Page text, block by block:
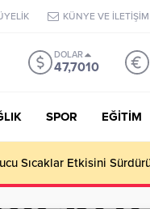
KÜNYE VE İLETİŞİM
DOLAR
47,7010
SPOR EĞİTİM
Sürüyor: Gram